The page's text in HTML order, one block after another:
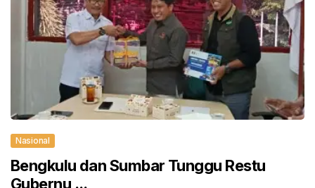
Nasional
Bengkulu dan Sumbar Tunggu Restu
Gubernu ...